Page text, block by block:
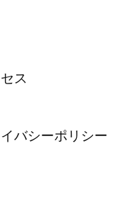
ス
バシーポリシー